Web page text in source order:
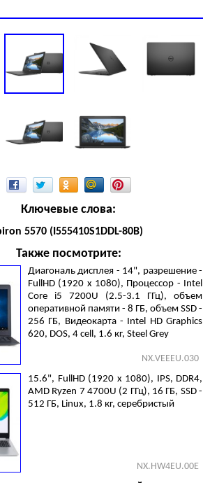
Ключевые слова:
5570 (I555410S1DDL-80B)
Также посмотрите:
Диагональ дисплея - 14", разрешение -
FullHD (1920 х 1080), Процессор - Intel
Core i5 7200U (2.5-3.1 ГГц), объем
оперативной памяти - 8 ГБ, объем SSD -
256 ГБ, Видеокарта - Intel HD Graphics
620, DOS, 4 cell, 1.6 кг, Steel Grey
NX.VEEEU.030
15.6", FullHD (1920 х 1080), IPS, DDR4,
AMD Ryzen 7 4700U (2 ГГц), 16 ГБ, SSD -
512 ГБ, Linux, 1.8 кг, серебристый
NX.HW4EU.00E